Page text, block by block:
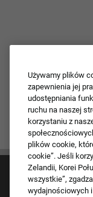
Używamy plików
zapewnienia jej
udostępniania
ruchu na naszej
korzystaniu z
plików cookie,
cookie”. Jeśli
Zelandii, Korei
wszystkie”,
wydajnościowych